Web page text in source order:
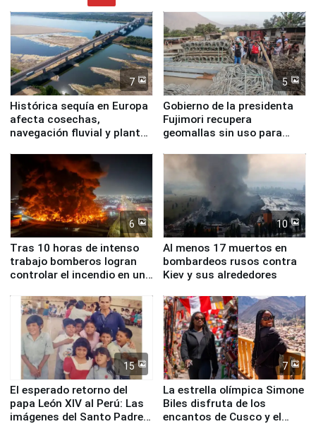
7
Histórica sequía en Europa
afecta cosechas,
navegación fluvial y plantas
5
Gobierno de la presidenta
Fujimori recupera
geomallas sin uso para
Fenómeno El Niño
6
Tras 10 horas de intenso
trabajo bomberos logran
controlar el incendio en una
de Chile
10
Al menos 17 muertos en
bombardeos rusos contra
Kiev y sus alrededores
15
El esperado retorno del
papa León XIV al Perú: Las
imágenes del Santo Padre
7
La estrella olímpica Simone
Biles disfruta de los
encantos de Cusco y el